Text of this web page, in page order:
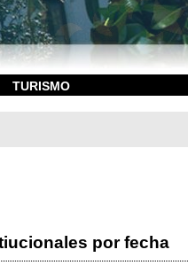
TURISMO
por fecha